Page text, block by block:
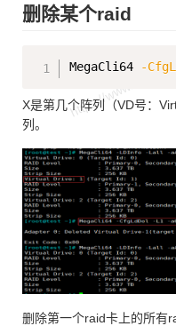
删除某个raid
MegaCli64 -
X是第几个阵列（VD号：
列。
删除第一个raid卡上的所有